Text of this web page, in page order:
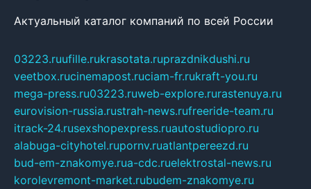
Актуальный каталог компаний по всей России
03223.ruufille.rukrasotata.ruprazdnikdushi.ru
veetbox.rucinemapost.ruciam-fr.rukraft-you.ru
mega-press.ru03223.ruweb-explore.rurastenuya.ru
eurovision-russia.rustrah-news.rufreeride-team.ru
itrack-24.rusexshopexpress.ruautostudiopro.ru
alabuga-cityhotel.rupornv.ruatlantpereezd.ru
bud-em-znakomye.rua-cdc.ruelektrostal-news.ru
korolevremont-market.rubudem-znakomye.ru